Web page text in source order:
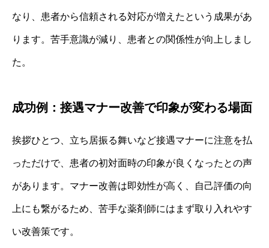
なり、患者から信頼される対応が増えたという成果があ
ります。苦手意識が減り、患者との関係性が向上しまし
た。
成功例：接遇マナー改善で印象が変わる場面
挨拶ひとつ、立ち居振る舞いなど接遇マナーに注意を払
っただけで、患者の初対面時の印象が良くなったとの声
があります。マナー改善は即効性が高く、自己評価の向
上にも繋がるため、苦手な薬剤師にはまず取り入れやす
い改善策です。